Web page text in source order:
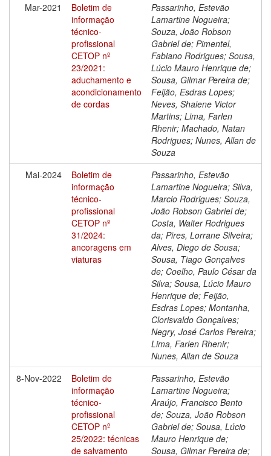
Mar-2021
Boletim de
informação
técnico-
profissional
CETOP nº
23/2021:
aduchamento e
acondicionamento
de cordas
Passarinho, Estevão
Lamartine Nogueira;
Souza, João Robson
Gabriel de; Pimentel,
Fabiano Rodrigues; Sousa,
Lúcio Mauro Henrique de;
Sousa, Gilmar Pereira de;
Feijão, Esdras Lopes;
Neves, Shaiene Victor
Martins; Lima, Farlen
Rhenir; Machado, Natan
Rodrigues; Nunes, Allan de
Souza
Mai-2024
Boletim de
informação
técnico-
profissional
CETOP nº
31/2024:
ancoragens em
viaturas
Passarinho, Estevão
Lamartine Nogueira; Silva,
Marcio Rodrigues; Souza,
João Robson Gabriel de;
Costa, Walter Rodrigues
da; Pires, Lorrane Silveira;
Alves, Diego de Sousa;
Sousa, Tiago Gonçalves
de; Coelho, Paulo César da
Silva; Sousa, Lúcio Mauro
Henrique de; Feijão,
Esdras Lopes; Montanha,
Clorisvaldo Gonçalves;
Negry, José Carlos Pereira;
Lima, Farlen Rhenir;
Nunes, Allan de Souza
8-Nov-2022
Boletim de
informação
técnico-
profissional
CETOP nº
25/2022: técnicas
de salvamento
Passarinho, Estevão
Lamartine Nogueira;
Araújo, Francisco Bento
de; Souza, João Robson
Gabriel de; Sousa, Lúcio
Mauro Henrique de;
Sousa, Gilmar Pereira de;